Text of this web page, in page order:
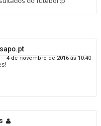
4 de novembro de 2016 às 10:40